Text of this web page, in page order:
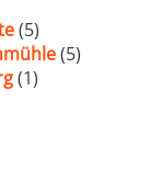
(5)
(5)
(1)